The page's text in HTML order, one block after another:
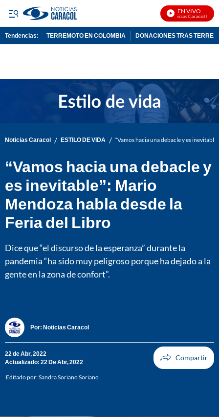
EN VIVO
Noticias Caracol En
Tendencias: TERREMOTO EN COLOMBIA DONACIONES TRAS
Noticias Caracol / ESTILO DE VIDA / “Vamos hacia una debacle y es
“Vamos hacia una debacle y
es inevitable”: Mario
Mendoza habla desde la
Feria del Libro
Dice que “el discurso de la esperanza” durante la
pandemia “ha sido muy peligroso porque ha dejado a la
gente en la zona de confort”.
Por: Noticias Caracol
22 de Abr, 2022
Actualizado: 22 De Abr, 2022
Editado por:Sandra Soriano Soriano